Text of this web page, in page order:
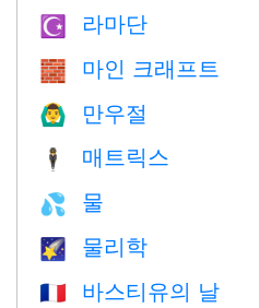
☪️ 라마단
🧱 마인 크래프트
🙆‍♂️ 만우절
🕴️ 매트릭스
💦 물
🌠 물리학
🇫🇷 바스티유의 날